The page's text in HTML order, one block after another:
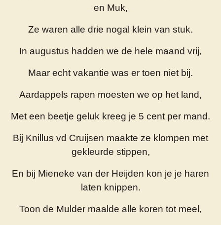
en Muk,
Ze waren alle drie nogal klein van stuk.
In augustus hadden we de hele maand vrij,
Maar echt vakantie was er toen niet bij.
Aardappels rapen moesten we op het land,
Met een beetje geluk kreeg je 5 cent per mand.
Bij Knillus vd Cruijsen maakte ze klompen met
gekleurde stippen,
En bij Mieneke van der Heijden kon je je haren
laten knippen.
Toon de Mulder maalde alle koren tot meel,